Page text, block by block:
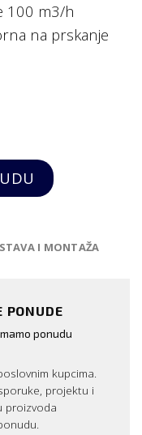
100 m3/h
na prskanje
I MONTAŽA
PONUDE
ponudu
kupcima.
projektu i
proizvoda